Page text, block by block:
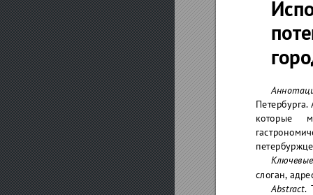
которые
Abstract.